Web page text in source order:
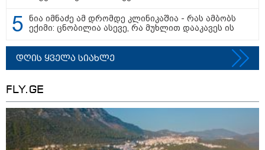
ყველაზე კარგი/ცუდი ქვეყნები
ემიგრანტებისთვის 2026 წელს
ავტომობილები - Focus2Move-ის
რეიტინგი
ნია იმნაძე ამ დრომდე კლინიკაშია - რას ამბობს
ექიმი: ცნობილია ასევე, რა მუხლით დააკავეს ის
დღის ყველა სიახლე
FLY.GE